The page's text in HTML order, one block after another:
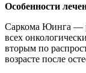
Особенности
Саркома Юинга —
всех
вторым по
возрасте после